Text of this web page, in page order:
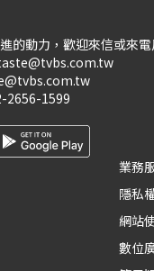
的動力，歡迎來信或來電
2656-1599
業務
隱私
網站
數位